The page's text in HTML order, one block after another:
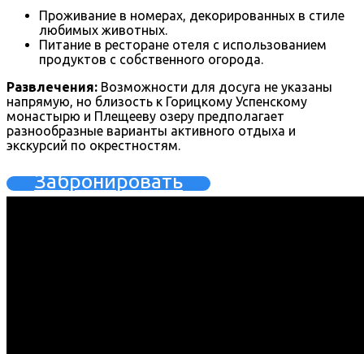
Проживание в номерах, декорированных в стиле
любимых животных.
Питание в ресторане отеля с использованием
продуктов с собственного огорода.
Развлечения: Возможности для досуга не указаны
напрямую, но близость к Горицкому Успенскому
монастырю и Плещееву озеру предполагает
разнообразные варианты активного отдыха и
экскурсий по окрестностям.
Забронировать